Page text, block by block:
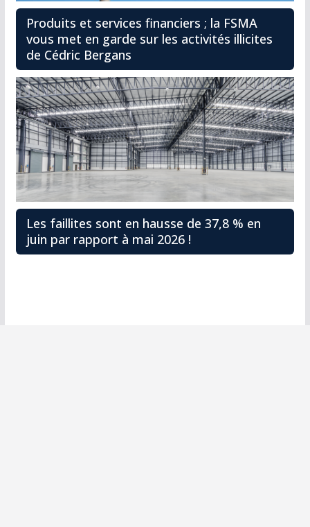
Produits et services financiers ; la FSMA
vous met en garde sur les activités illicites
de Cédric Bergans
Les faillites sont en hausse de 37,8 % en
juin par rapport à mai 2026 !